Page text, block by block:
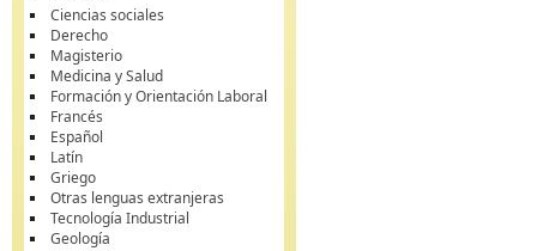
Ciencias sociales
Derecho
Magisterio
Medicina y Salud
Formación y Orientación Laboral
Francés
Español
Latín
Griego
Otras lenguas extranjeras
Tecnología Industrial
Geología